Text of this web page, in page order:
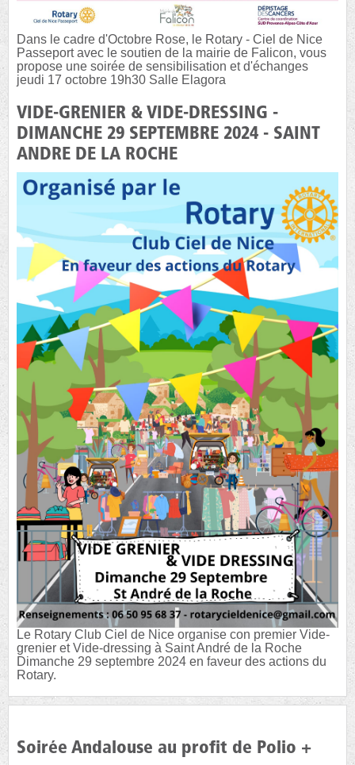
Dans le cadre d'Octobre Rose, le Rotary - Ciel de Nice
Passeport avec le soutien de la mairie de Falicon, vous
propose une soirée de sensibilisation et d'échanges
jeudi 17 octobre 19h30 Salle Elagora
VIDE-GRENIER & VIDE-DRESSING -
DIMANCHE 29 SEPTEMBRE 2024 - SAINT
ANDRE DE LA ROCHE
Le Rotary Club Ciel de Nice organise con premier Vide-
grenier et Vide-dressing à Saint André de la Roche
Dimanche 29 septembre 2024 en faveur des actions du
Rotary.
Soirée Andalouse au profit de Polio +